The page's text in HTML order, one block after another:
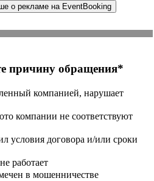
о рекламе на EventBooking
причину обращения*
компанией, нарушает
компании не соответствуют
условия договора и/или сроки
работает
в мошенничестве